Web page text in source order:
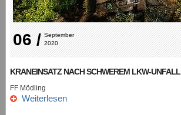
06 / September
2020
KRANEINSATZ NACH SCHWEREM LKW-UNFALL
FF Mödling
Weiterlesen